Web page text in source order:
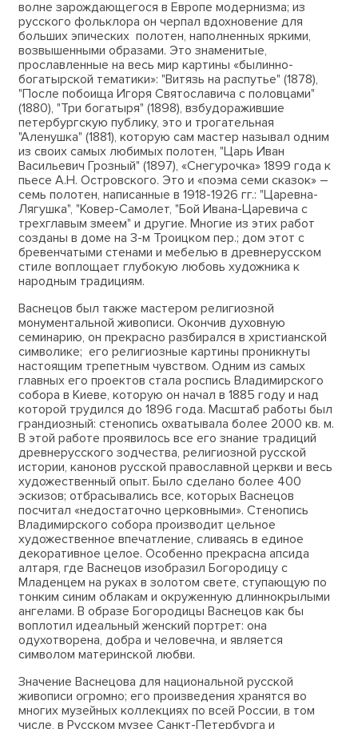
волне зарождающегося в Европе модернизма; из
русского фольклора он черпал вдохновение для
больших эпических полотен, наполненных яркими,
возвышенными образами. Это знаменитые,
прославленные на весь мир картины «былинно-
богатырской тематики»: "Витязь на распутье" (1878),
"После побоища Игоря Святославича с половцами"
(1880), "Три богатыря" (1898), взбудоражившие
петербургскую публику, это и трогательная
"Аленушка" (1881), которую сам мастер называл одним
из своих самых любимых полотен, "Царь Иван
Васильевич Грозный" (1897), «Снегурочка» 1899 года к
пьесе А.Н. Островского. Это и «поэма семи сказок» –
семь полотен, написанные в 1918-1926 гг.: "Царевна-
Лягушка", "Ковер-Самолет, "Бой Ивана-Царевича с
трехглавым змеем" и другие. Многие из этих работ
созданы в доме на 3-м Троицком пер.; дом этот с
бревенчатыми стенами и мебелью в древнерусском
стиле воплощает глубокую любовь художника к
народным традициям.
Васнецов был также мастером религиозной
монументальной живописи. Окончив духовную
семинарию, он прекрасно разбирался в христианской
символике; его религиозные картины проникнуты
настоящим трепетным чувством. Одним из самых
главных его проектов стала роспись Владимирского
собора в Киеве, которую он начал в 1885 году и над
которой трудился до 1896 года. Масштаб работы был
грандиозный: стенопись охватывала более 2000 кв. м.
В этой работе проявилось все его знание традиций
древнерусского зодчества, религиозной русской
истории, канонов русской православной церкви и весь
художественный опыт. Было сделано более 400
эскизов; отбрасывались все, которых Васнецов
посчитал «недостаточно церковными». Стенопись
Владимирского собора производит цельное
художественное впечатление, сливаясь в единое
декоративное целое. Особенно прекрасна апсида
алтаря, где Васнецов изобразил Богородицу с
Младенцем на руках в золотом свете, ступающую по
тонким синим облакам и окруженную длиннокрылыми
ангелами. В образе Богородицы Васнецов как бы
воплотил идеальный женский портрет: она
одухотворена, добра и человечна, и является
символом материнской любви.
Значение Васнецова для национальной русской
живописи огромно; его произведения хранятся во
многих музейных коллекциях по всей России, в том
числе, в Русском музее Санкт-Петербурга и